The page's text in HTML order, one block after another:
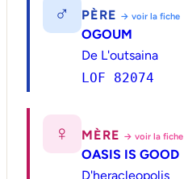
♂ PÈRE → voir la fiche
OGOUM
De L'outsaina
LOF 82074
♀ MÈRE → voir la fiche
OASIS IS GOOD
D'heracleopolis